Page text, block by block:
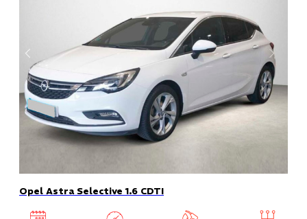
Opel Astra Selective 1.6 CDTI